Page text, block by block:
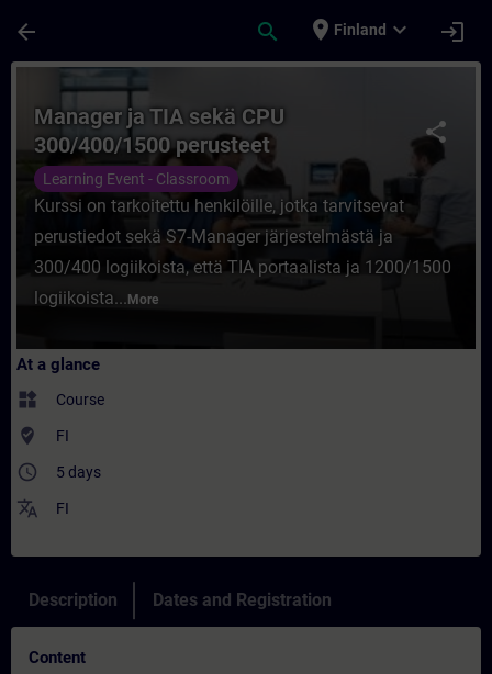
arrow_back search place Finland expand_more login
Course - Manager ja TIA sekä CPU 300/
share
Manager ja TIA sekä CPU
300/400/1500 perusteet
Learning Event - Classroom
Kurssi on tarkoitettu henkilöille, jotka tarvitsevat
perustiedot sekä S7-Manager järjestelmästä ja
300/400 logiikoista, että TIA portaalista ja 1200/1500
logiikoista... More
At a glance
widgets Course
where_to_vote FI
access_time 5 days
translate FI
Description Dates and Registration
Content